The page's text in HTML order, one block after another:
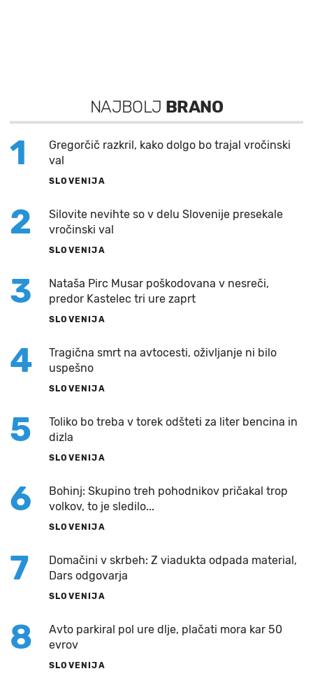
NAJBOLJ BRANO
1
Gregorčič razkril, kako dolgo bo trajal vročinski
val
SLOVENIJA
2
Silovite nevihte so v delu Slovenije presekale
vročinski val
SLOVENIJA
3
Nataša Pirc Musar poškodovana v nesreči,
predor Kastelec tri ure zaprt
SLOVENIJA
4
Tragična smrt na avtocesti, oživljanje ni bilo
uspešno
SLOVENIJA
5
Toliko bo treba v torek odšteti za liter bencina in
dizla
SLOVENIJA
6
Bohinj: Skupino treh pohodnikov pričakal trop
volkov, to je sledilo...
SLOVENIJA
7
Domačini v skrbeh: Z viadukta odpada material,
Dars odgovarja
SLOVENIJA
8
Avto parkiral pol ure dlje, plačati mora kar 50
evrov
SLOVENIJA